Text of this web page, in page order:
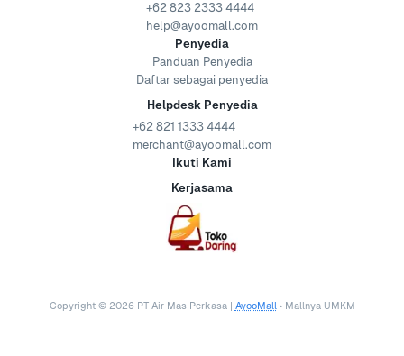
+62 823 2333 4444
help@ayoomall.com
Penyedia
Panduan Penyedia
Daftar sebagai penyedia
Helpdesk Penyedia
+62 821 1333 4444
merchant@ayoomall.com
Ikuti Kami
Kerjasama
Copyright © 2026 PT Air Mas Perkasa | AyooMall • Mallnya UMKM